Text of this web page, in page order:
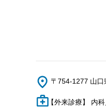
〒754-1277 山口
【外来診療】 内